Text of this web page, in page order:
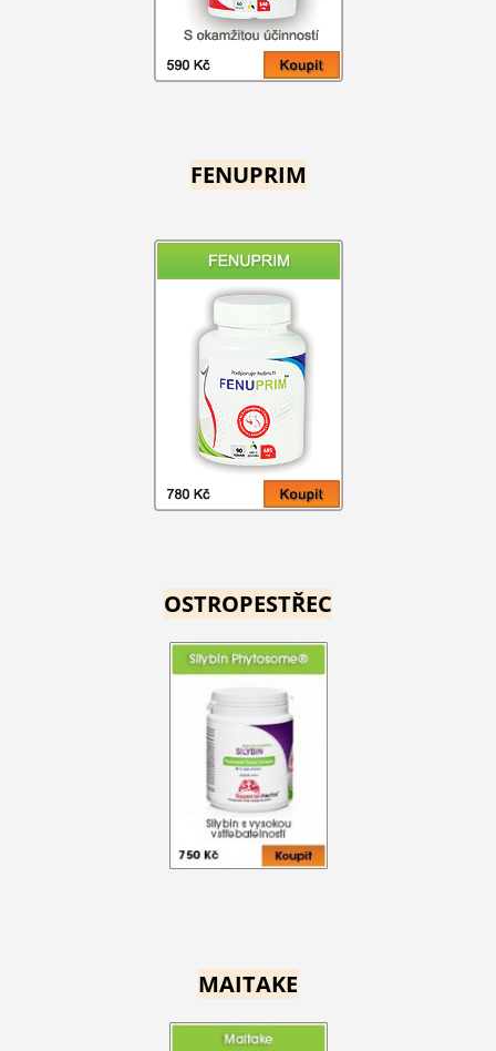
FENUPRIM
OSTROPESTŘEC
MAITAKE